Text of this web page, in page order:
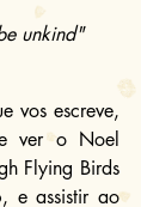
unkind"
vos escreve,
ver o Noel
Flying Birds
e assistir ao